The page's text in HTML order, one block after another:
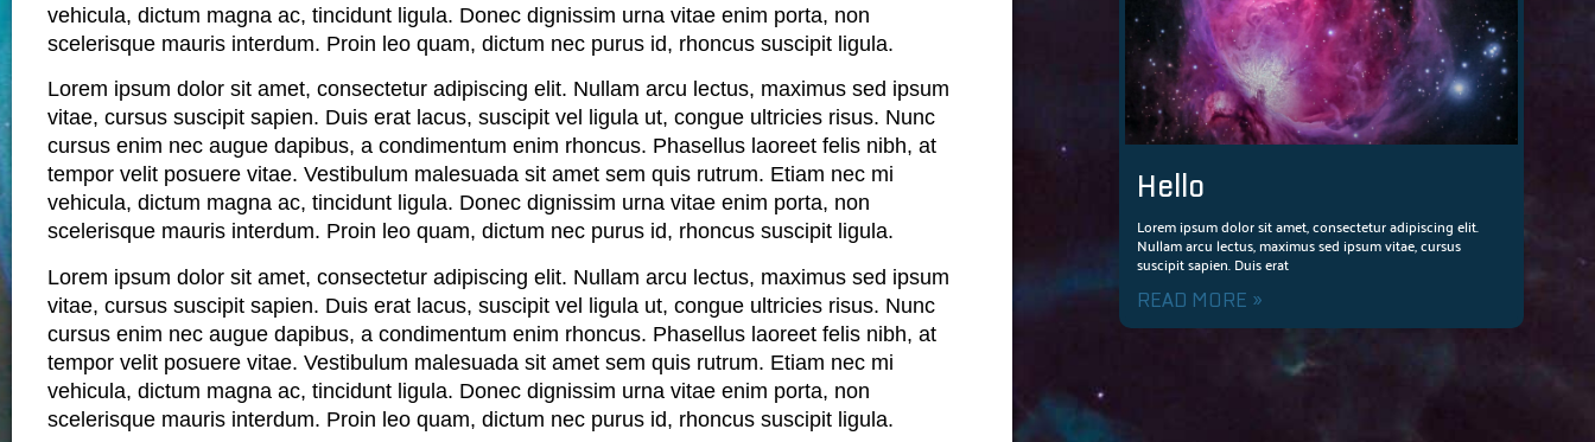
vehicula, dictum magna ac, tincidunt ligula. Donec dignissim urna vitae enim porta, non
scelerisque mauris interdum. Proin leo quam, dictum nec purus id, rhoncus suscipit ligula.
Lorem ipsum dolor sit amet, consectetur adipiscing elit. Nullam arcu lectus, maximus sed ipsum
vitae, cursus suscipit sapien. Duis erat lacus, suscipit vel ligula ut, congue ultricies risus. Nunc
cursus enim nec augue dapibus, a condimentum enim rhoncus. Phasellus laoreet felis nibh, at
tempor velit posuere vitae. Vestibulum malesuada sit amet sem quis rutrum. Etiam nec mi
vehicula, dictum magna ac, tincidunt ligula. Donec dignissim urna vitae enim porta, non
scelerisque mauris interdum. Proin leo quam, dictum nec purus id, rhoncus suscipit ligula.
Lorem ipsum dolor sit amet, consectetur adipiscing elit. Nullam arcu lectus, maximus sed ipsum
vitae, cursus suscipit sapien. Duis erat lacus, suscipit vel ligula ut, congue ultricies risus. Nunc
cursus enim nec augue dapibus, a condimentum enim rhoncus. Phasellus laoreet felis nibh, at
tempor velit posuere vitae. Vestibulum malesuada sit amet sem quis rutrum. Etiam nec mi
vehicula, dictum magna ac, tincidunt ligula. Donec dignissim urna vitae enim porta, non
scelerisque mauris interdum. Proin leo quam, dictum nec purus id, rhoncus suscipit ligula.
Hello
Lorem ipsum dolor sit amet, consectetur adipiscing elit.
Nullam arcu lectus, maximus sed ipsum vitae, cursus
suscipit sapien. Duis erat
READ MORE »